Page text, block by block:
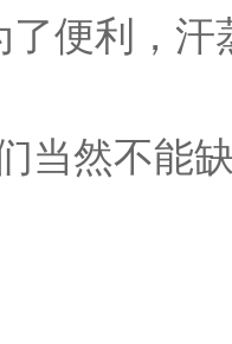
了便利，
当然不能